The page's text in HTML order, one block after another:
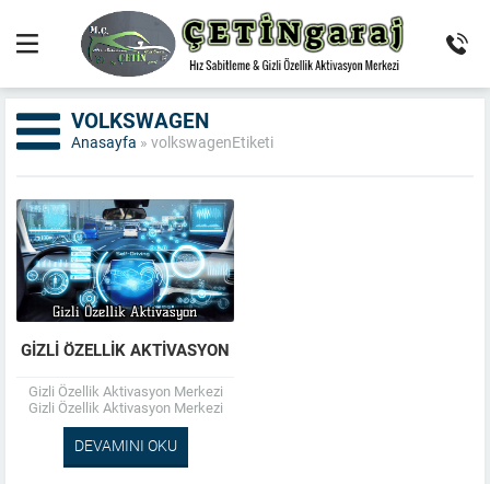
VOLKSWAGEN
Anasayfa » volkswagenEtiketi
GIZLI ÖZELLIK AKTIVASYON
Gizli Özellik Aktivasyon Merkezi
Gizli Özellik Aktivasyon Merkezi
olarak; Fabrikaların araçlarda
kapatmış olduğu gizli özellikleri
açarak, aracınızın gerçek gücünü
ve...
DEVAMINI OKU